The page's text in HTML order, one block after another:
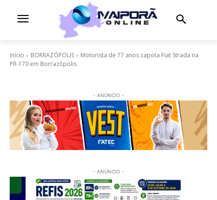
Início BORRAZÓPOLIS
Motorista de 77 anos capota Fiat Strada na
PR-170 em Borrazópolis
- ANÚNCIO -
- ANÚNCIO -